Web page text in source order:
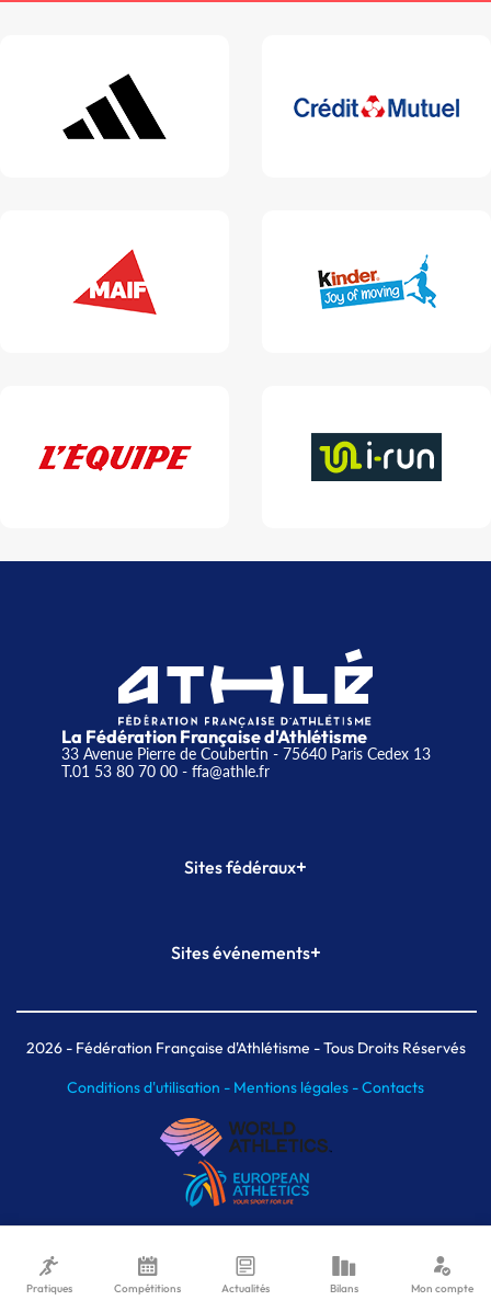
La Fédération Française d'Athlétisme
33 Avenue Pierre de Coubertin - 75640 Paris Cedex 13
T.01 53 80 70 00- ffa@athle.fr
Sites fédéraux+
Plateforme Formation
Sites événements+
Meeting de Paris indoor
MAIF Ekiden de Paris
2026- Fédération Française d'Athlétisme - Tous Droits Réservés
Conditions d'utilisation - Mentions légales -Contacts
Pratiques Compétitions Actualités Bilans Mon compte